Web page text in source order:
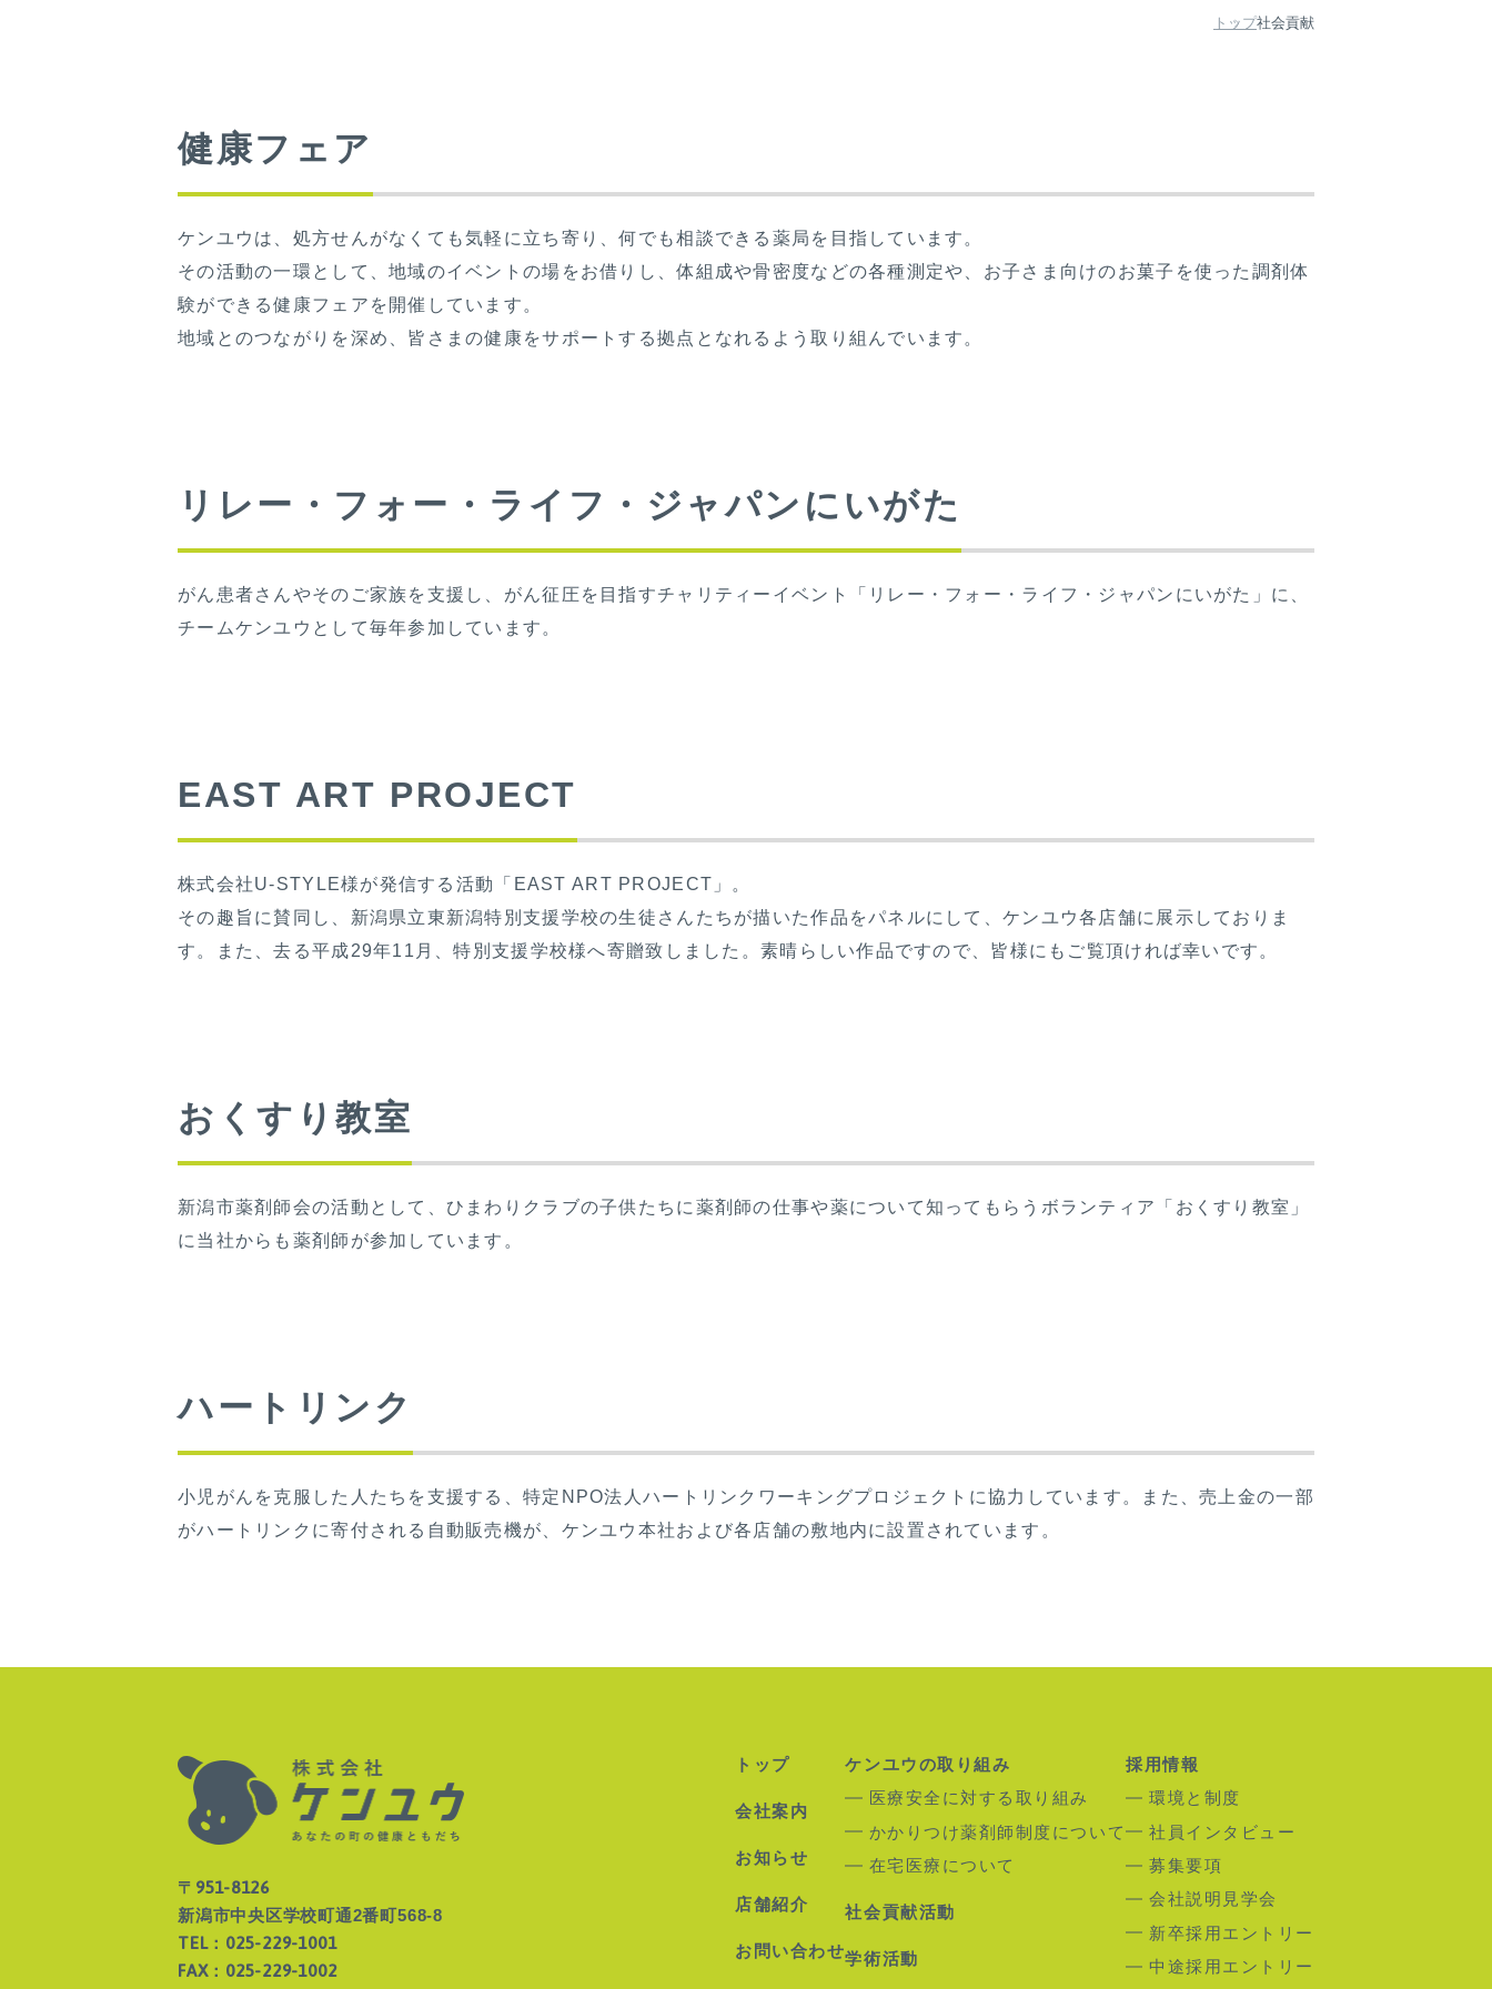
トップ社会貢献
健康フェア
ケンユウは、処方せんがなくても気軽に立ち寄り、何でも相談できる薬局を目指しています。
その活動の一環として、地域のイベントの場をお借りし、体組成や骨密度などの各種測定や、お子さま向けのお菓子を使った調剤体
験ができる健康フェアを開催しています。
地域とのつながりを深め、皆さまの健康をサポートする拠点となれるよう取り組んでいます。
リレー・フォー・ライフ・ジャパンにいがた
がん患者さんやそのご家族を支援し、がん征圧を目指すチャリティーイベント「リレー・フォー・ライフ・ジャパンにいがた」に、
チームケンユウとして毎年参加しています。
EAST ART PROJECT
株式会社U-STYLE様が発信する活動「EAST ART PROJECT」。
その趣旨に賛同し、新潟県立東新潟特別支援学校の生徒さんたちが描いた作品をパネルにして、ケンユウ各店舗に展示しておりま
す。また、去る平成29年11月、特別支援学校様へ寄贈致しました。素晴らしい作品ですので、皆様にもご覧頂ければ幸いです。
おくすり教室
新潟市薬剤師会の活動として、ひまわりクラブの子供たちに薬剤師の仕事や薬について知ってもらうボランティア「おくすり教室」
に当社からも薬剤師が参加しています。
ハートリンク
小児がんを克服した人たちを支援する、特定NPO法人ハートリンクワーキングプロジェクトに協力しています。また、売上金の一部
がハートリンクに寄付される自動販売機が、ケンユウ本社および各店舗の敷地内に設置されています。
〒951-8126
新潟市中央区学校町通2番町568-8
TEL：025-229-1001
FAX：025-229-1002
トップ
会社案内
お知らせ
店舗紹介
お問い合わせ
ケンユウの取り組み
医療安全に対する取り組み
かかりつけ薬剤師制度について
在宅医療について
社会貢献活動
学術活動
採用情報
環境と制度
社員インタビュー
募集要項
会社説明見学会
新卒採用エントリー
中途採用エントリー